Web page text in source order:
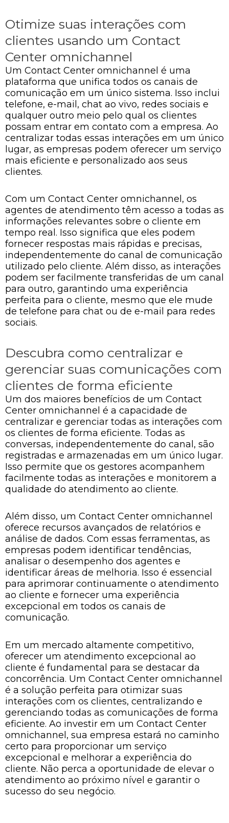
Otimize suas interações com
clientes usando um Contact
Center omnichannel
Um Contact Center omnichannel é uma
plataforma que unifica todos os canais de
comunicação em um único sistema. Isso inclui
telefone, e-mail, chat ao vivo, redes sociais e
qualquer outro meio pelo qual os clientes
possam entrar em contato com a empresa. Ao
centralizar todas essas interações em um único
lugar, as empresas podem oferecer um serviço
mais eficiente e personalizado aos seus
clientes.
Com um Contact Center omnichannel, os
agentes de atendimento têm acesso a todas as
informações relevantes sobre o cliente em
tempo real. Isso significa que eles podem
fornecer respostas mais rápidas e precisas,
independentemente do canal de comunicação
utilizado pelo cliente. Além disso, as interações
podem ser facilmente transferidas de um canal
para outro, garantindo uma experiência
perfeita para o cliente, mesmo que ele mude
de telefone para chat ou de e-mail para redes
sociais.
Descubra como centralizar e
gerenciar suas comunicações com
clientes de forma eficiente
Um dos maiores benefícios de um Contact
Center omnichannel é a capacidade de
centralizar e gerenciar todas as interações com
os clientes de forma eficiente. Todas as
conversas, independentemente do canal, são
registradas e armazenadas em um único lugar.
Isso permite que os gestores acompanhem
facilmente todas as interações e monitorem a
qualidade do atendimento ao cliente.
Além disso, um Contact Center omnichannel
oferece recursos avançados de relatórios e
análise de dados. Com essas ferramentas, as
empresas podem identificar tendências,
analisar o desempenho dos agentes e
identificar áreas de melhoria. Isso é essencial
para aprimorar continuamente o atendimento
ao cliente e fornecer uma experiência
excepcional em todos os canais de
comunicação.
Em um mercado altamente competitivo,
oferecer um atendimento excepcional ao
cliente é fundamental para se destacar da
concorrência. Um Contact Center omnichannel
é a solução perfeita para otimizar suas
interações com os clientes, centralizando e
gerenciando todas as comunicações de forma
eficiente. Ao investir em um Contact Center
omnichannel, sua empresa estará no caminho
certo para proporcionar um serviço
excepcional e melhorar a experiência do
cliente. Não perca a oportunidade de elevar o
atendimento ao próximo nível e garantir o
sucesso do seu negócio.